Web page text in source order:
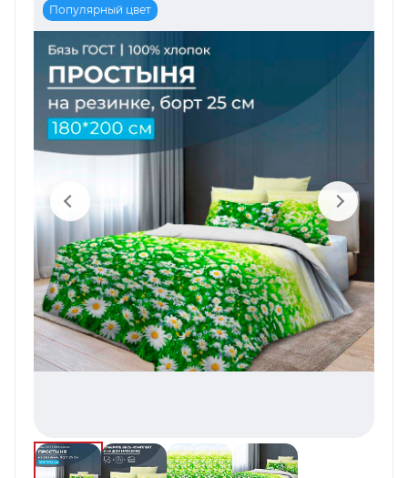
Популярный цвет